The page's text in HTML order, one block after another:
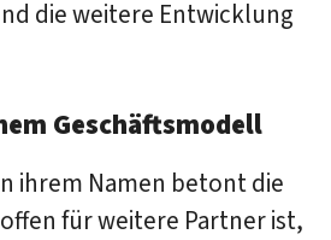
die weitere Entwicklung
Geschäftsmodell
ihrem Namen betont die
für weitere Partner ist,